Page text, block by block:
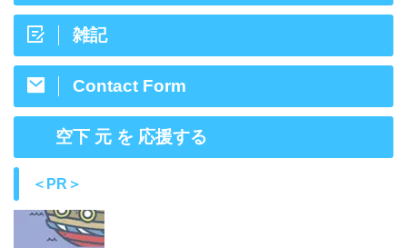
雑記
Contact Form
空下 元 を 応援する
＜PR＞